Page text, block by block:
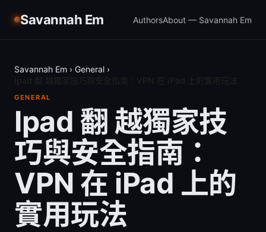
Savannah Em AuthorsAbout — Savannah Em
Savannah Em › General ›
GENERAL
Ipad 翻 越獨家技
巧與安全指南：
VPN 在 iPad 上的
實用玩法